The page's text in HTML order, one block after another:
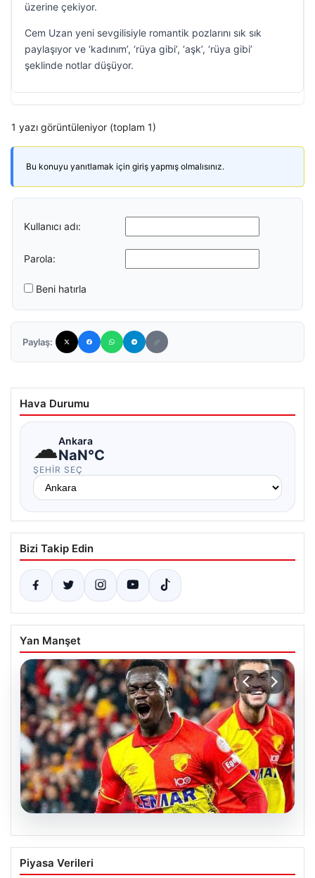
üzerine çekiyor.
Cem Uzan yeni sevgilisiyle romantik pozlarını sık sık
paylaşıyor ve ‘kadınım’, ‘rüya gibi’, ‘aşk’, ‘rüya gibi’
şeklinde notlar düşüyor.
1 yazı görüntüleniyor (toplam 1)
Bu konuyu yanıtlamak için giriş yapmış olmalısınız.
Kullanıcı adı:
Parola:
Beni hatırla
Paylaş:
Hava Durumu
☁Ankara
NaN°C
ŞEHIR SEÇ
Bizi Takip Edin
Yan Manşet
07.08.2026
Göztepe para basacak! Yine dev satış
geliyor
Piyasa Verileri